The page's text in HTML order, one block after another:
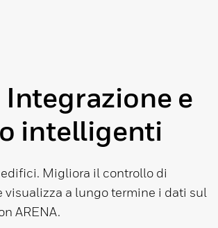
Integrazione e
intelligenti
Migliora il controllo di
visualizza a lungo termine i dati sul
ARENA.